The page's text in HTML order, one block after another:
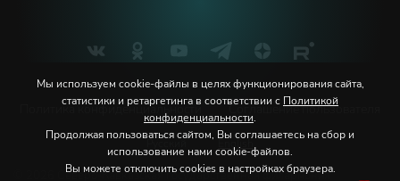
Политика конфиденциальности Соглашение пользователя
© 2026 Северо-Кавказская государственная филармония
English
Мы используем cookie-файлы в целях функционирования сайта,
статистики и ретаргетинга в соответствии с Политикой
конфиденциальности.
Продолжая пользоваться сайтом, Вы соглашаетесь на сбор и
использование нами cookie-файлов.
Вы можете отключить cookies в настройках браузера.